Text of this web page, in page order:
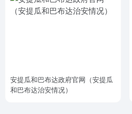
安提瓜和巴布达政府官网（安提瓜
和巴布达治安情况）